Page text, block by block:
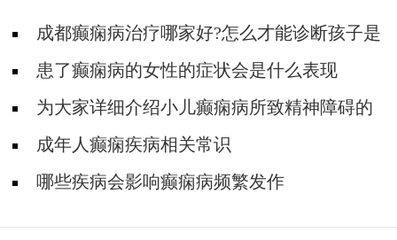
成都癫痫病治疗哪家好?怎么才能诊断孩子是
不是得了癫痫?
患了癫痫病的女性的症状会是什么表现
为大家详细介绍小儿癫痫病所致精神障碍的
分类及表现
成年人癫痫疾病相关常识
哪些疾病会影响癫痫病频繁发作